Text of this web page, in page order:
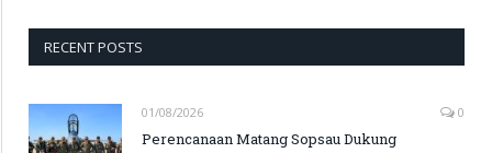
RECENT POSTS
01/08/2026 0
Perencanaan Matang Sopsau Dukung